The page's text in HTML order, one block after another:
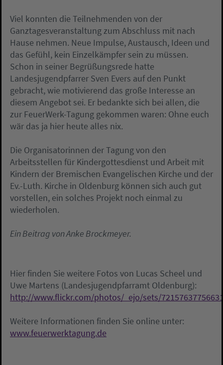
Viel konnten die Teilnehmenden von der
Ganztagesveranstaltung zum Abschluss mit nach
Hause nehmen. Neue Impulse, Austausch, Ideen und
das Gefühl, kein Einzelkämpfer sein zu müssen.
Schon in seiner Begrüßungsrede hatte
Landesjugendpfarrer Sven Evers auf den Punkt
gebracht, wie motivierend das große Interesse an
diesem Angebot sei. Er bedankte sich bei allen, die
zur FeuerWerk-Tagung gekommen waren: Ohne euch
wär das ja hier heute alles nix.
Die Organisatorinnen der Tagung von den
Arbeitsstellen für Kindergottesdienst und Arbeit mit
Kindern der Bremischen Evangelischen Kirche und der
Ev.-Luth. Kirche in Oldenburg können sich auch gut
vorstellen, ein solches Projekt noch einmal zu
wiederholen.
Ein Beitrag von Anke Brockmeyer.
Hier finden Sie weitere Fotos von Lucas Scheel und
Uwe Martens (Landesjugendpfarramt Oldenburg):
http://www.flickr.com/photos/_ejo/sets/
Weitere Informationen finden Sie online unter:
www.feuerwerktagung.de